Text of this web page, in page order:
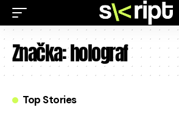
Značka:holograf
Top Stories